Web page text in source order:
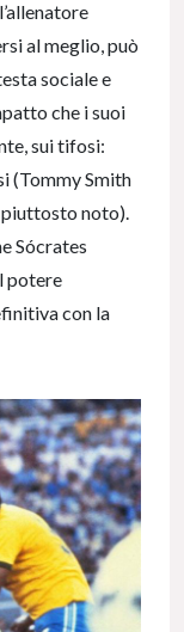
al meglio, può
sociale e
che i suoi
sui tifosi:
(Tommy Smith
piuttosto noto).
Sócrates
potere
con la